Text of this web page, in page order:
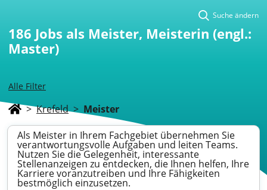
Alle Filter
Suche ändern
186 Jobs als Meister, Meisterin (engl.:
Master)
> Krefeld > Meister
Als Meister in Ihrem Fachgebiet übernehmen Sie
verantwortungsvolle Aufgaben und leiten Teams.
Nutzen Sie die Gelegenheit, interessante
Stellenanzeigen zu entdecken, die Ihnen helfen, Ihre
Karriere voranzutreiben und Ihre Fähigkeiten
bestmöglich einzusetzen.